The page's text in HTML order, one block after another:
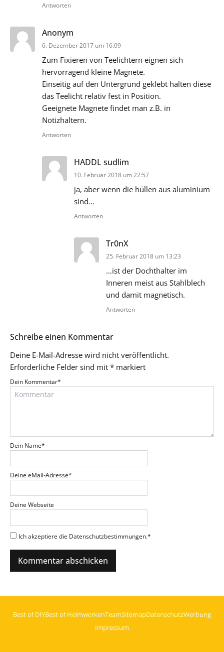
Antworten
Anonym
6. Dezember 2017 um 16:09
Zum Fixieren von Teelichtern eignen sich
hervorragend kleine Magnete.
Einseitig auf den Untergrund geklebt halten diese
das Teelicht relativ fest in Position.
Geeignete Magnete findet man z.B. in
Notizhaltern.
Antworten
HADDL sudlim
10. Februar 2018 um 22:57
ja, aber wenn die hüllen aus aluminium
sind…
Antworten
Tr0nX
25. Februar 2018 um 13:23
…ist der Dochthalter im
Inneren meist aus Stahlblech
und damit magnetisch.
Antworten
Schreibe einen Kommentar
Deine E-Mail-Adresse wird nicht veröffentlicht.
Erforderliche Felder sind mit * markiert
Dein Kommentar*
Dein Name*
Deine eMail-Adresse*
Deine Webseite
Ich akzeptiere die Datenschutzbestimmungen.*
Best of DIYBest of HeimwerkenTeamSitemapDatenschutzWerbung
Impressum